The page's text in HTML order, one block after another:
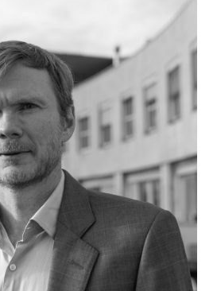
Her last position in
Programs and
to that, she was country
Coast. Earlier in her career
as EVP for Agrinos, an
input provider,
Middle East, Africa and
various management
and served as a board
She studied economics in